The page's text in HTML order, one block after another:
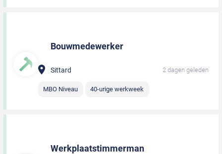
Bouwmedewerker
Sittard 2 dagen geleden
MBO Niveau 40-urige werkweek
Werkplaatstimmerman